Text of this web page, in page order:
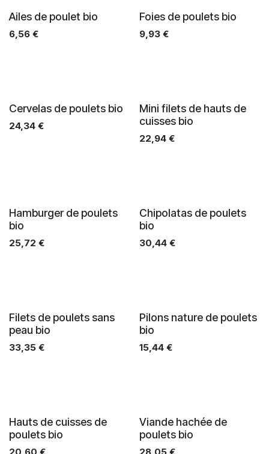
Ailes de poulet bio
6,56 €
Foies de poulets bio
9,93€
Cervelas de poulets bio
24,34 €
Mini filets de hauts de
cuisses bio
22,94€
Hamburger de poulets
bio
25,72 €
Chipolatas de poulets
bio
30,44€
Filets de poulets sans
peau bio
33,35 €
Pilons nature de poulets
bio
15,44€
Hauts de cuisses de
poulets bio
20,60 €
Viande hachée de
poulets bio
28,05€